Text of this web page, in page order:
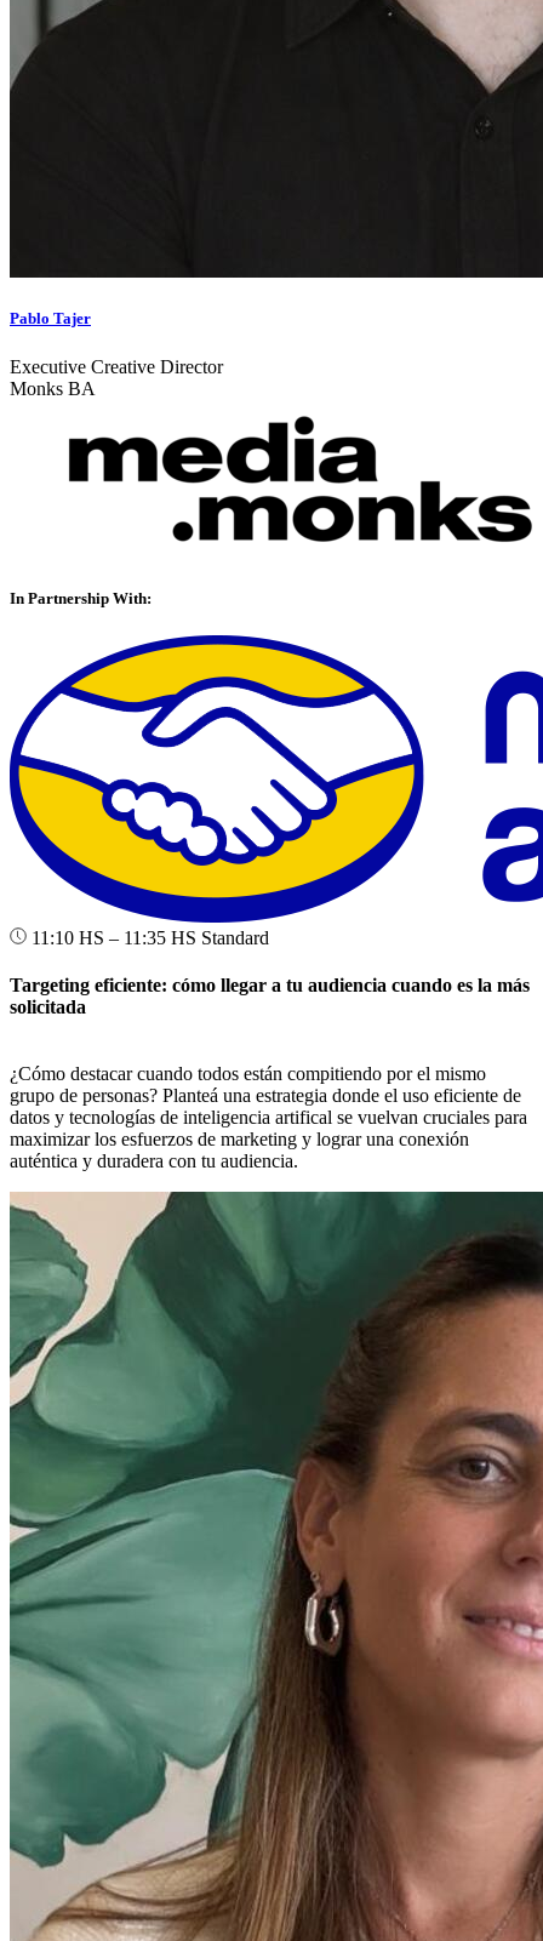
Pablo Tajer
Executive Creative Director
Monks BA
In Partnership With:
11:10 HS – 11:35 HS Standard
Targeting eficiente: cómo llegar a tu audiencia cuando es la más
solicitada
¿Cómo destacar cuando todos están compitiendo por el mismo
grupo de personas? Planteá una estrategia donde el uso eficiente de
datos y tecnologías de inteligencia artifical se vuelvan cruciales para
maximizar los esfuerzos de marketing y lograr una conexión
auténtica y duradera con tu audiencia.